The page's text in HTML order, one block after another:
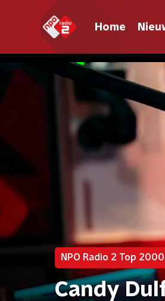
Home
NPO Radio 2 Top 2000
Candy